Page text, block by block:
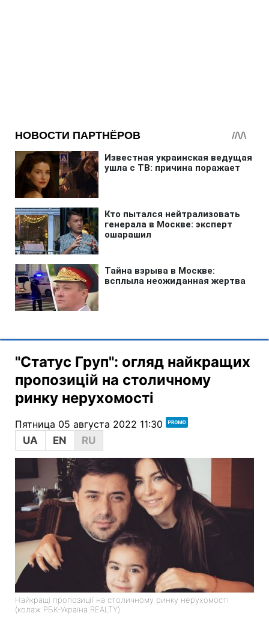
"Статус Груп": огляд найкращих
пропозицій на столичному
ринку нерухомості
Пятница 05 августа 2022 11:30
UA
EN RU
Найкращі пропозиції на столичному ринку нерухомості
(колаж РБК-Україна REALTY)